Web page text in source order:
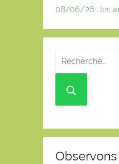
08/06/26 : les